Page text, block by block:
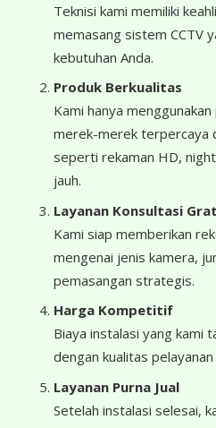
Teknisi kami memiliki
memasang sistem CCTV
kebutuhan Anda.
Produk Berkualitas
Kami hanya
merek-merek terpercaya
seperti rekaman HD,
jauh.
Layanan Konsultasi
Kami siap memberikan
mengenai jenis kamera,
pemasangan strategis.
Harga Kompetitif
Biaya instalasi yang kami
dengan kualitas
Layanan Purna Jual
Setelah instalasi selesai,